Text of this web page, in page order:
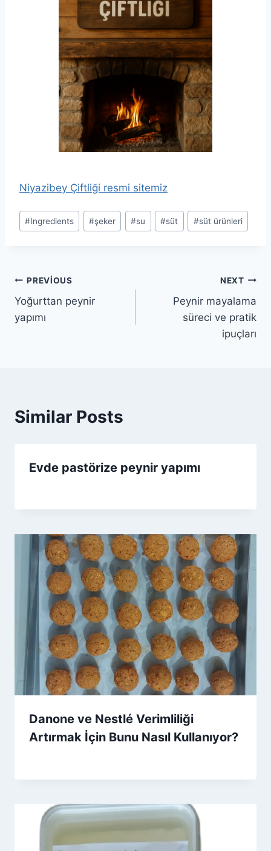
Niyazibey Çiftliği resmi sitemiz
Post
Tags:
#Ingredients #şeker #su #süt #süt ürünleri
Yazı
gezinmesi
PREVIOUS
Yoğurttan peynir
yapımı
NEXT
Peynir mayalama
süreci ve pratik
ipuçları
Similar Posts
Evde pastörize peynir yapımı
Danone ve Nestlé Verimliliği
Artırmak İçin Bunu Nasıl Kullanıyor?